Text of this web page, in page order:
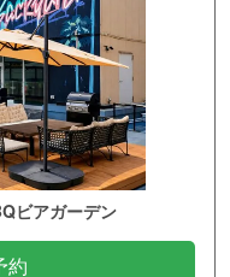
ビアガーデン
約